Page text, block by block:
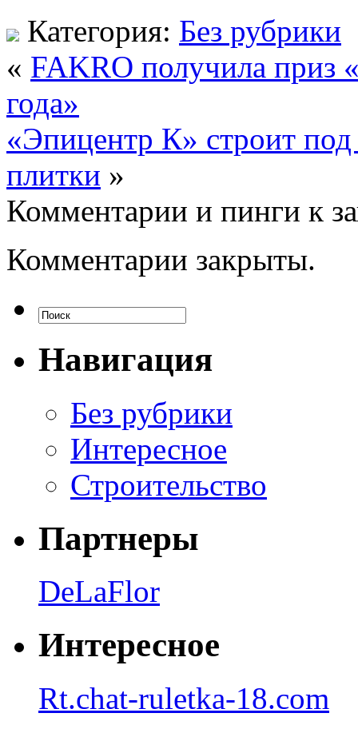
Категория: Без рубрики
« FAKRO получила приз
года»
«Эпицентр К» строит
плитки »
Комментарии и пинги к
Комментарии закрыты.
Навигация
Без рубрики
Интересное
Строительство
Партнеры
DeLaFlor
Интересное
Rt.chat-ruletka-18.com